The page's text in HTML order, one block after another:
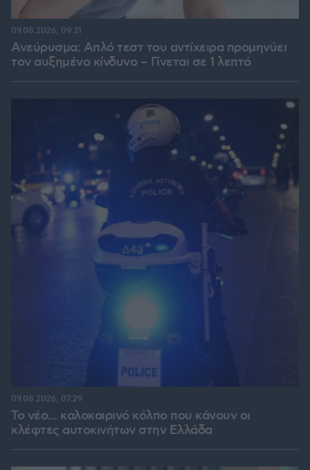
Ανεύρυσμα: Απλό τεστ του αντίχειρα προμηνύει
τον αυξημένο κίνδυνο – Γίνεται σε 1 λεπτό
09.08.2026, 09:31
Το νέο... καλοκαιρινό κόλπο που κάνουν οι
κλέφτες αυτοκινήτων στην Ελλάδα
09.08.2026, 07:29